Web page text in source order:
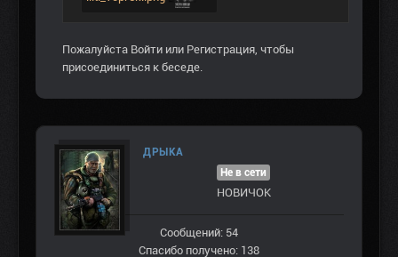
Пожалуйста Войти или Регистрация, чтобы
присоединиться к беседе.
ДРЫКА
Не в сети
НОВИЧОК
Сообщений: 54
Спасибо получено: 138